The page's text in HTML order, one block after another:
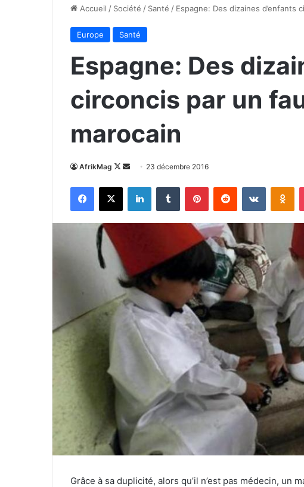
Accueil / Société / Santé / Espagne: Des dizaines d’enfants
Europe Santé
Espagne: Des
circoncis par un
marocain
AfrikMag
Follow
Envoyer
courriel
23 décembre 2016
Facebook
X LinkedinTumblr PinterestReddit VKontakte
Grâce à sa duplicité, alors qu’il n’est pas médecin, un